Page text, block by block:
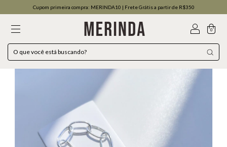
Cupom primeira compra: MERINDA10 | Frete Grátis a partir de R$350
0